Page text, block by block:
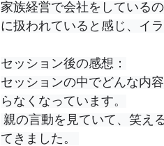
家族経営で会社をしている
に扱われていると感じ、イ
セッション後の感想：
セッションの中でどんな内
らなくなっています。
てきました。